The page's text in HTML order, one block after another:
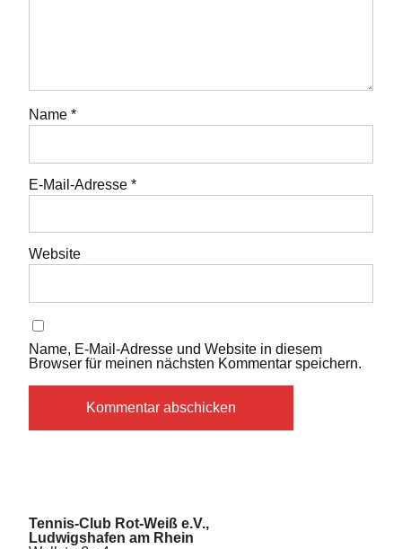
Name *
E-Mail-Adresse *
Website
Name, E-Mail-Adresse und Website in diesem
Browser für meinen nächsten Kommentar speichern.
Tennis-Club Rot-Weiß e.V.,
Ludwigshafen am Rhein